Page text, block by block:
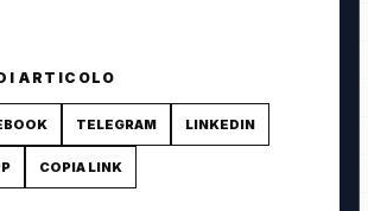
ARTICOLO
TELEGRAM LINKEDIN
COPIA LINK